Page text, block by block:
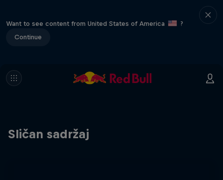
Want to see content from United States of America
?
Continue
Sličan sadržaj